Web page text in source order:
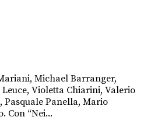
Michael Barranger,
Violetta Chiarini, Valerio
Pasquale Panella, Mario
Con “Nei...